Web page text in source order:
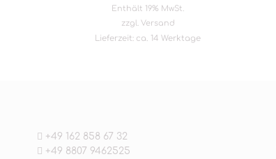
Enthält 19% MwSt.
zzgl. Versand
Lieferzeit: ca. 14 Werktage
+49 162 858 67 32
+49 8807 9462525